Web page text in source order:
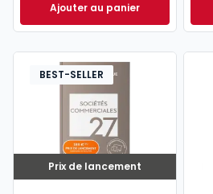
Ajouter au panier
ELnet Droit des
Prix de lancement
BEST-SELLER